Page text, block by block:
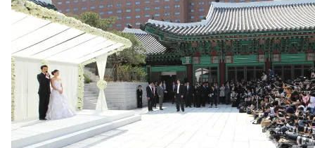
งานพิธีวิวาห์ของ จางดงกอน – โกโซยอง ที่ The Shilla Hotel
Source (1) (2)